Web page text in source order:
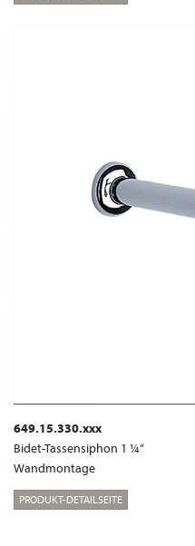
649.15.330.xxx
Bidet-Tassensiphon 1 ¼“
Wandmontage
PRODUKT-DETAILSEITE